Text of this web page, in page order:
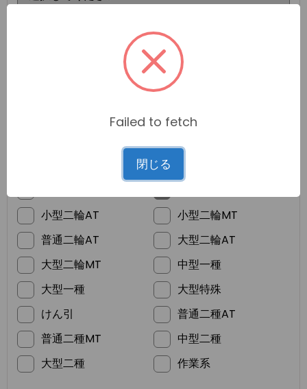
小型二輪AT
小型二輪MT
普通二輪AT
大型二輪AT
大型二輪MT
中型一種
大型一種
大型特殊
けん引
普通二種AT
普通二種MT
中型二種
大型二種
作業系
Failed to fetch
閉じる